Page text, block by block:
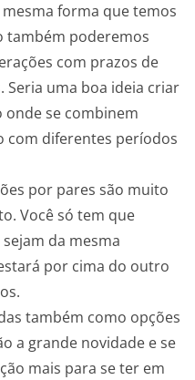
mesma forma que temos
também poderemos
com prazos de
Seria uma boa ideia criar
se combinem
com diferentes períodos
por pares são muito
Você só tem que
da mesma
por cima do outro
também como opções
a grande novidade e se
mais para se ter em